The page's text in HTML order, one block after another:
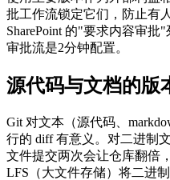
批工作流锁定它们，防止有
SharePoint 的"要求内容审批
审批流是2分钟配置。
源代码与文档的版
Git 对文本（源代码、
行的 diff 有意义。对二进制
文件提交两次会让仓库翻倍，
LFS（大文件存储）将二进